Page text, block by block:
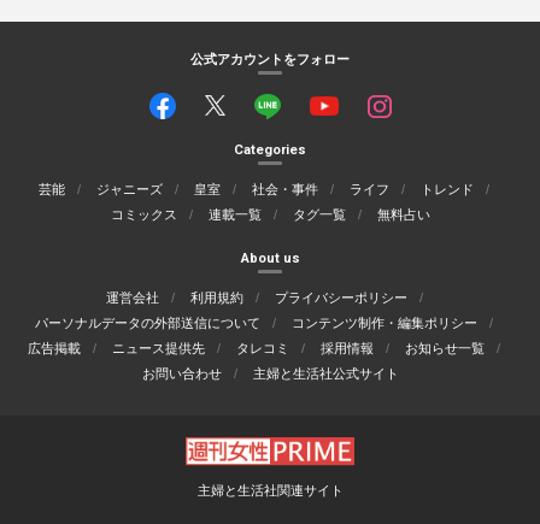
公式アカウントをフォロー
Categories
芸能 ジャニーズ 皇室 社会・事件 ライフ
トレンド
コミックス
連載一覧 タグ一覧 無料占い
About us
運営会社 利用規約
プライバシーポリシー
パーソナルデータの外部送信について
コンテンツ制作・編集ポリシー
広告掲載
ニュース提供先 タレコミ 採用情報
お知らせ一覧
お問い合わせ
主婦と生活社公式サイト
主婦と生活社関連サイト